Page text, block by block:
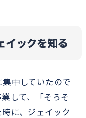
イックを知る
中していたので
して、「そろそ
に、ジェイック